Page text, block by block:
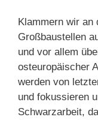
Klammern wir an
Großbaustellen
und vor allem
osteuropäischer
werden von
und fokussieren
Schwarzarbeit,